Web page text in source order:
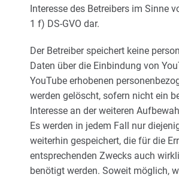
Interesse des Betreibers im Sinne
1 f) DS-GVO dar.
Der Betreiber speichert keine
Daten über die Einbindung von
YouTube erhobenen
werden gelöscht, sofern nicht ein
Interesse an der weiteren
Es werden in jedem Fall nur
weiterhin gespeichert, die für die
entsprechenden Zwecks auch
benötigt werden. Soweit möglich,